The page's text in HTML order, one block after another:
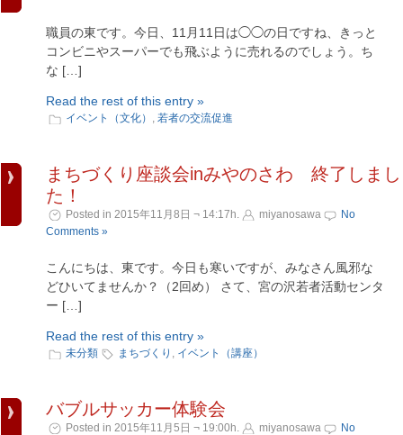
職員の東です。今日、11月11日は◯◯の日ですね、きっと
コンビニやスーパーでも飛ぶように売れるのでしょう。ち
な […]
Read the rest of this entry »
イベント（文化） , 若者の交流促進
まちづくり座談会inみやのさわ 終了しまし
た！
Posted in 2015年11月8日 ¬ 14:17h. miyanosawa
No
Comments »
こんにちは、東です。今日も寒いですが、みなさん風邪な
どひいてませんか？（2回め） さて、宮の沢若者活動センタ
ー […]
Read the rest of this entry »
未分類 まちづくり , イベント（講座）
バブルサッカー体験会
Posted in 2015年11月5日 ¬ 19:00h. miyanosawa
No